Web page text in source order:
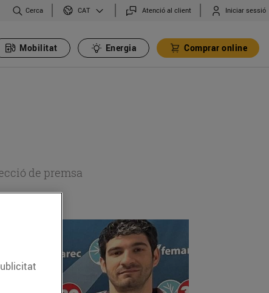
Cerca CAT Atenció al client Iniciar sessió
Mobilitat Energia Comprar online
de premsa